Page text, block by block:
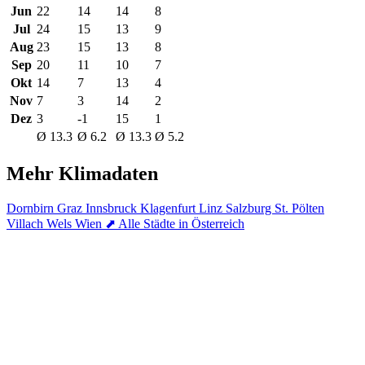
Jun 22 14 14
8
Jul 24 15 13
9
Aug 23 15 13
8
Sep 20 11 10
7
Okt 14 7 13
4
Nov 7 3 14
2
Dez 3 -1 15
1
Ø 13.3 Ø 6.2 Ø 13.3 Ø 5.2
Mehr Klimadaten
Dornbirn Graz Innsbruck Klagenfurt Linz Salzburg St. Pölten
Villach Wels Wien ⬈ Alle Städte in Österreich